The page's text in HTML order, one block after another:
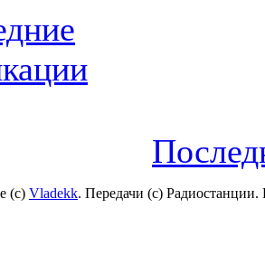
(с) Vladekk. Передачи (с)